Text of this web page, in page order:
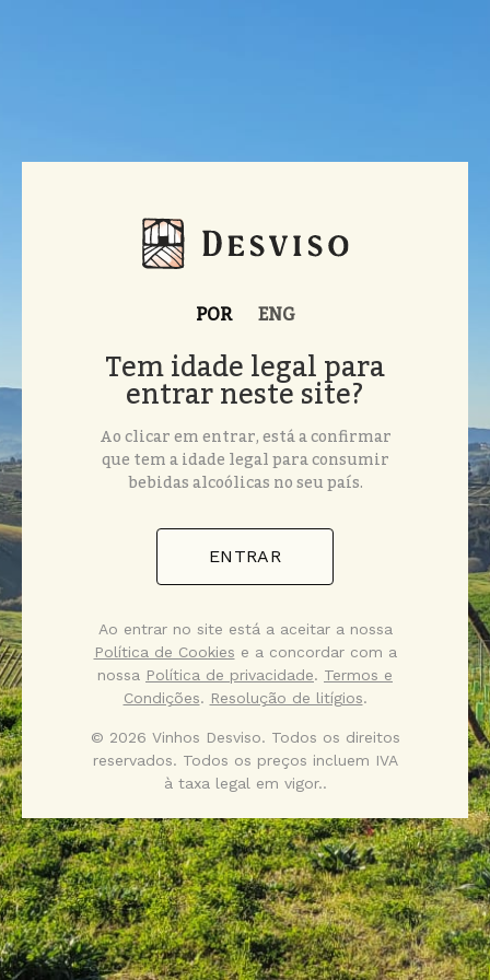
POR ENG
Tem idade legal para
entrar neste site?
Ao clicar em entrar, está a confirmar
que tem a idade legal para consumir
bebidas alcoólicas no seu país.
ENTRAR
Ao entrar no site está a aceitar a nossa
Política de Cookies e a concordar com a
nossa Política de privacidade. Termos e
Condições. Resolução de litígios.
© 2026 Vinhos Desviso. Todos os direitos
reservados. Todos os preços incluem IVA
à taxa legal em vigor..